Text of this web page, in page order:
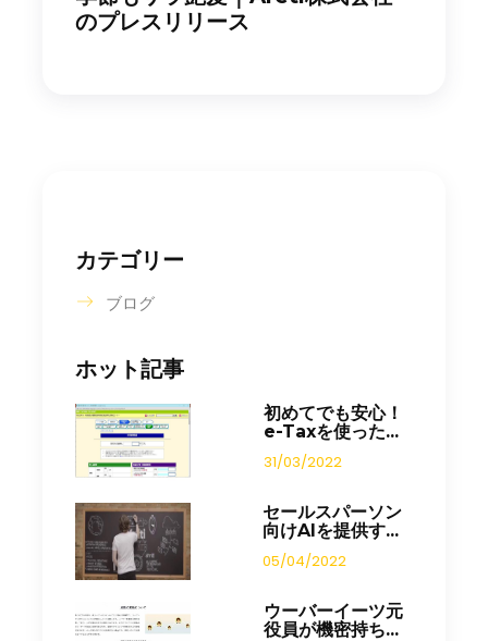
のプレスリリース
カテゴリー
ブログ
ホット記事
初めてでも安心！
e-Taxを使った...
31/03/2022
セールスパーソン
向けAIを提供す...
05/04/2022
ウーバーイーツ元
役員が機密持ち...